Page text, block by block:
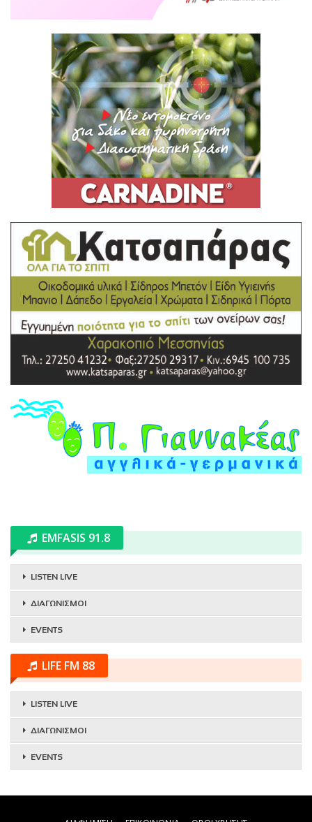
EMFASIS 91.8
LISTEN LIVE
ΔΙΑΓΩΝΙΣΜΟΙ
EVENTS
LIFE FM 88
LISTEN LIVE
ΔΙΑΓΩΝΙΣΜΟΙ
EVENTS